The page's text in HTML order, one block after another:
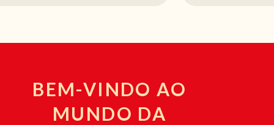
BEM-VINDO AO
MUNDO DA